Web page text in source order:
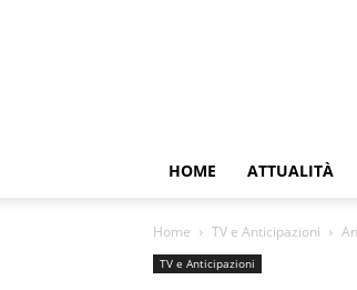
HOME ATTUALITÀ
Home TV e Anticipazioni
TV e Anticipazioni